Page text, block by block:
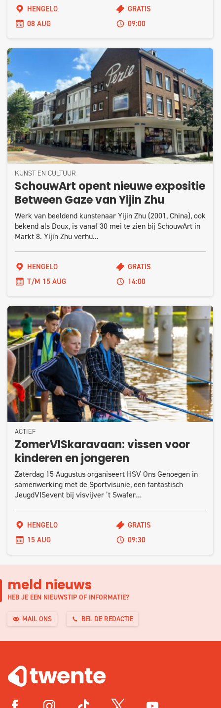
HENGELO
GRATIS
08 AUG
09:00
KUNST EN CULTUUR
SchouwArt opent nieuwe expositie
Between Gaze van Yijin Zhu
Werk van beeldend kunstenaar Yijin Zhu (2001, China), ook
bekend als Doux, is vanaf 30 mei te zien bij SchouwArt in
Markt 8. Yijin Zhu verhu...
HENGELO
GRATIS
T/M 15 AUG
14:00
ACTIEF
ZomerVISkaravaan: vissen voor
kinderen en jongeren
Zaterdag 15 Augustus organiseert HSV Ons Genoegen in
samenwerking met de Sportvisunie, een fantastisch
JeugdVISevent bij visvijver ’t Swafer...
HENGELO
GRATIS
15 AUG
09:30
meld nieuws
HEB JE EEN NIEUWSTIP OF INFORMATIE?
MAIL ONS BEL DE REDACTIE